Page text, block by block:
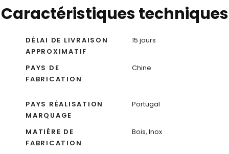
Caractéristiques techniques
DÉLAI DE LIVRAISON
APPROXIMATIF
15 jours
PAYS DE
FABRICATION
Chine
PAYS RÉALISATION
MARQUAGE
Portugal
MATIÈRE DE
FABRICATION
Bois, Inox